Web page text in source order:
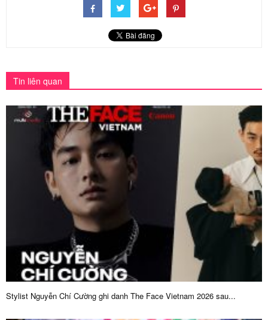
Tin liên quan
Stylist Nguyễn Chí Cường ghi danh The Face Vietnam 2026 sau...